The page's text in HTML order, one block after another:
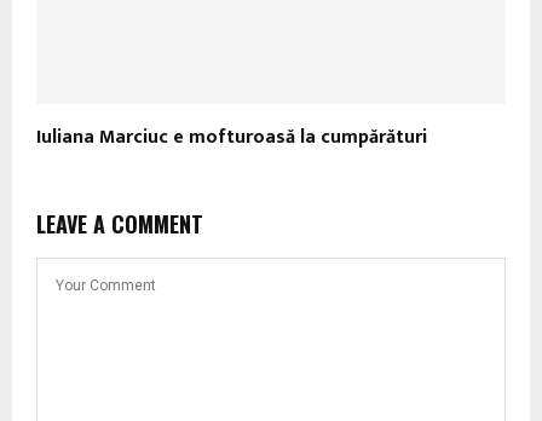
Iuliana Marciuc e mofturoasă la cumpărături
LEAVE A COMMENT